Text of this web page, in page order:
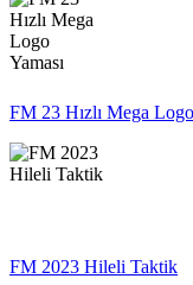
FM 23 Hızlı Mega
FM 2023 Hileli Taktik